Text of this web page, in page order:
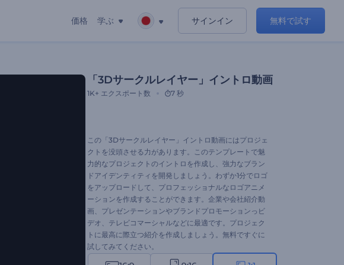
価格 学ぶ サインイン 無料で試す
「3Dサークルレイヤー」イントロ動画
1K+ エクスポート数 7 秒
この「3Dサークルレイヤー」イントロ動画にはプロジェ
クトを没頭させる力があります。このテンプレートで魅
力的なプロジェクトのイントロを作成し、強力なブラン
ドアイデンティティを開発しましょう。わずか1分でロゴ
をアップロードして、プロフェッショナルなロゴアニメ
ーションを作成することができます。企業や会社紹介動
画、プレゼンテーションやブランドプロモーションっビ
デオ、テレビコマーシャルなどに最適です。プロジェク
トに最高に際立つ紹介を作成しましょう。無料ですぐに
試してみてください。